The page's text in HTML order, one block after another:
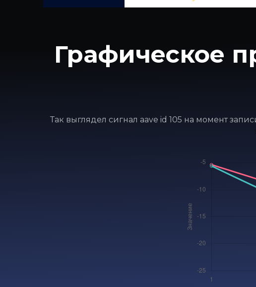
Графическое
Так выглядел сигнал aave id 105 на момент